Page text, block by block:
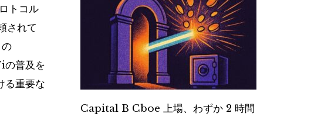
トコル
されて
の普及を
る重要な
Capital B Cboe 上場、わずか 2 時間